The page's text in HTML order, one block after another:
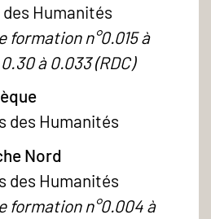
Humanités
formation n°0.015 à
à 0.033 (RDC)
des Humanités
Nord
des Humanités
formation n°0.004 à